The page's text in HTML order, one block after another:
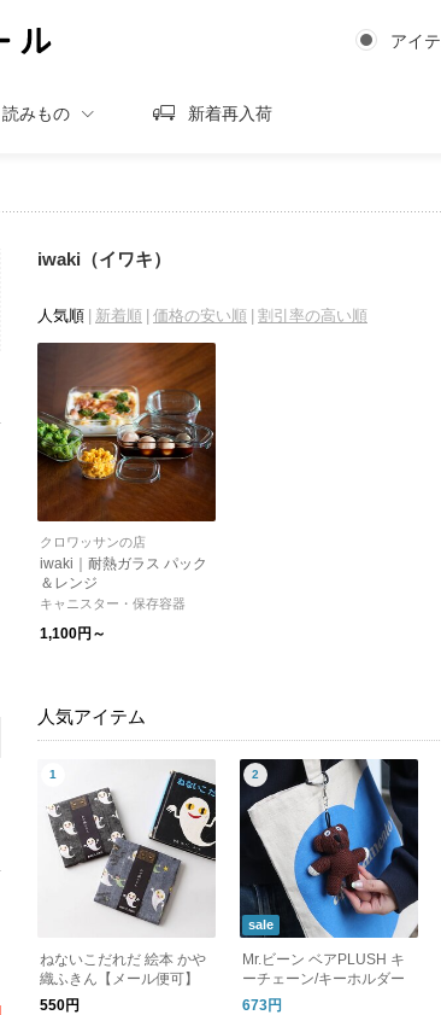
アイ
読みもの 新着再入荷
iwaki（イワキ）
人気順 新着順 価格の安い順 割引率の高い順
クロワッサンの店
iwaki｜耐熱ガラス パック
＆レンジ
キャニスター・保存容器
1,100円～
人気アイテム
ねないこだれだ 絵本 かや
織ふきん【メール便可】
550円
sale
Mr.ビーン ベアPLUSH キ
ーチェーン/キーホルダー
673円